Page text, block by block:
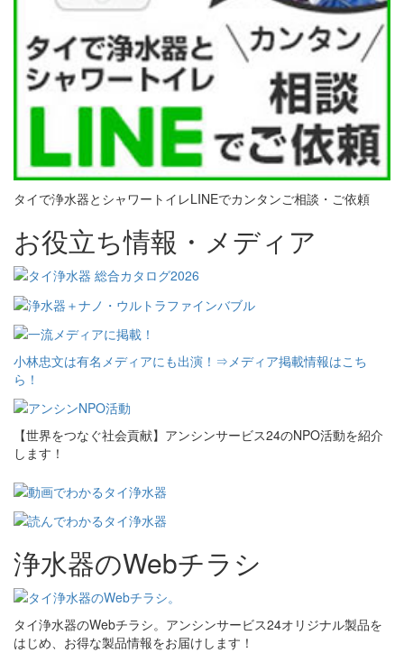
タイで浄水器とシャワートイレLINEでカンタンご相談・ご依頼
お役立ち情報・メディア
小林忠文は有名メディアにも出演！⇒メディア掲載情報はこち
ら！
【世界をつなぐ社会貢献】アンシンサービス24のNPO活動を紹介
します！
浄水器のWebチラシ
タイ浄水器のWebチラシ。アンシンサービス24オリジナル製品を
はじめ、お得な製品情報をお届けします！